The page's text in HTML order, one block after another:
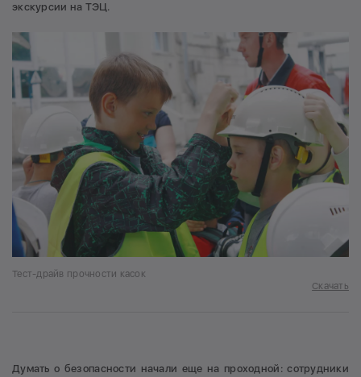
экскурсии на ТЭЦ.
Тест-драйв прочности касок
Скачать
Думать о безопасности начали еще на проходной: сотрудники